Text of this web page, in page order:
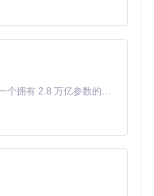
序数据库存储实时行
型数据库管理账户信息
留内存，冷数据定期归
实现
量化框架七大核心模块
机组合。以下详解七大
Kimi K3 是Kimi能力最强的模型：这是一个拥有 2.8 万亿参数的混合专家（MoE）模型，具备原生视觉理解能力，并支持 100 万 token 的上下文窗口。